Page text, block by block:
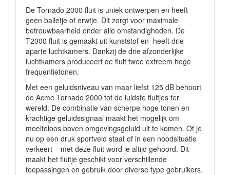
De Tornado 2000 fluit is uniek ontwerpen en heeft
geen balletje of erwtje. Dit zorgt voor maximale
betrouwbaarheid onder alle omstandigheden. De
T2000 fluit is gemaakt uit kunststof en heeft drie
aparte luchtkamers. Dankzij de drie afzonderlijke
luchtkamers produceert de fluit twee extreem hoge
frequentietonen.
Met een geluidsniveau van maar liefst 125 dB behoort
de Acme Tornado 2000 tot de luidste fluitjes ter
wereld. De combinatie van scherpe hoge tonen en
krachtige geluidssignaal maakt het mogelijk om
moeiteloos boven omgevingsgeluid uit te komen. Of je
nu op een druk sportveld staat of in een noodsituatie
verkeert – met deze fluit word je altijd gehoord. Dit
maakt het fluitje geschikt voor verschillende
toepassingen en gebruik door diverse type gebruikers.